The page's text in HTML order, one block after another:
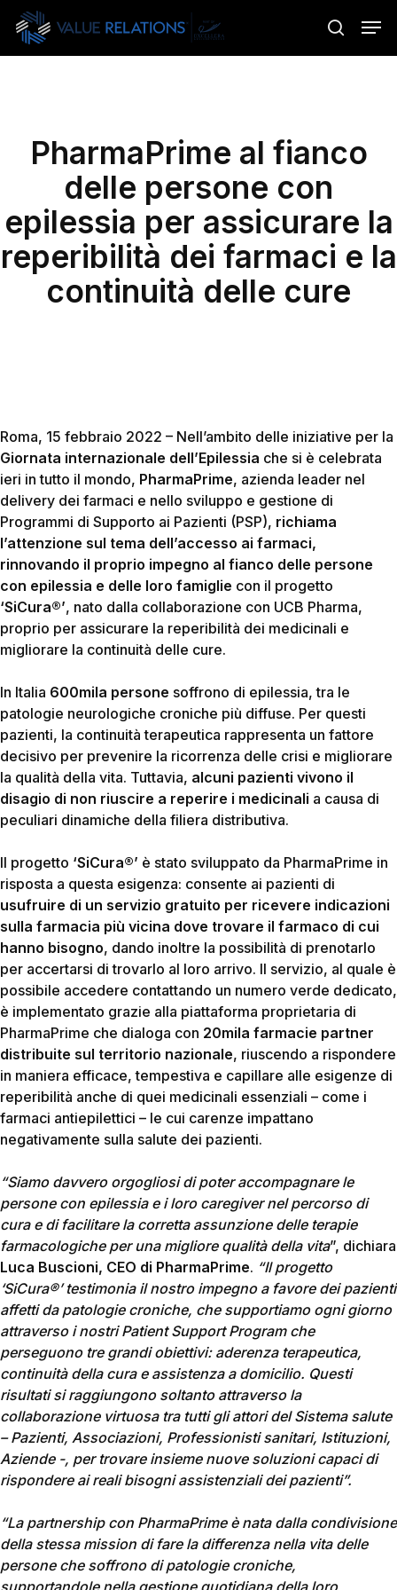
Skip
main
search
PharmaPrime al fianco
delle persone con
epilessia per assicurare la
reperibilità dei farmaci e la
continuità delle cure
Roma, 15 febbraio 2022 – Nell’ambito delle iniziative per la
Giornata internazionale dell’Epilessia che si è celebrata
ieri in tutto il mondo, PharmaPrime, azienda leader nel
delivery dei farmaci e nello sviluppo e gestione di
Programmi di Supporto ai Pazienti (PSP), richiama
l’attenzione sul tema dell’accesso ai farmaci,
rinnovando il proprio impegno al fianco delle persone
con epilessia e delle loro famiglie con il progetto
‘SiCura®’, nato dalla collaborazione con UCB Pharma,
proprio per assicurare la reperibilità dei medicinali e
migliorare la continuità delle cure.
In Italia 600mila persone soffrono di epilessia, tra le
patologie neurologiche croniche più diffuse. Per questi
pazienti, la continuità terapeutica rappresenta un fattore
decisivo per prevenire la ricorrenza delle crisi e migliorare
la qualità della vita. Tuttavia, alcuni pazienti vivono il
disagio di non riuscire a reperire i medicinali a causa di
peculiari dinamiche della filiera distributiva.
Il progetto ‘SiCura®’ è stato sviluppato da PharmaPrime in
risposta a questa esigenza: consente ai pazienti di
usufruire di un servizio gratuito per ricevere indicazioni
sulla farmacia più vicina dove trovare il farmaco di cui
hanno bisogno, dando inoltre la possibilità di prenotarlo
per accertarsi di trovarlo al loro arrivo. Il servizio, al quale è
possibile accedere contattando un numero verde dedicato,
è implementato grazie alla piattaforma proprietaria di
PharmaPrime che dialoga con 20mila farmacie partner
distribuite sul territorio nazionale, riuscendo a rispondere
in maniera efficace, tempestiva e capillare alle esigenze di
reperibilità anche di quei medicinali essenziali – come i
farmaci antiepilettici – le cui carenze impattano
negativamente sulla salute dei pazienti.
“Siamo davvero orgogliosi di poter accompagnare le
persone con epilessia e i loro caregiver nel percorso di
cura e di facilitare la corretta assunzione delle terapie
farmacologiche per una migliore qualità della vita”, dichiara
Luca Buscioni, CEO di PharmaPrime. “Il progetto
‘SiCura®’ testimonia il nostro impegno a favore dei pazienti
affetti da patologie croniche, che supportiamo ogni giorno
attraverso i nostri Patient Support Program che
perseguono tre grandi obiettivi: aderenza terapeutica,
continuità della cura e assistenza a domicilio. Questi
risultati si raggiungono soltanto attraverso la
collaborazione virtuosa tra tutti gli attori del Sistema salute
– Pazienti, Associazioni, Professionisti sanitari, Istituzioni,
Aziende -, per trovare insieme nuove soluzioni capaci di
rispondere ai reali bisogni assistenziali dei pazienti”.
“La partnership con PharmaPrime è nata dalla condivisione
della stessa mission di fare la differenza nella vita delle
persone che soffrono di patologie croniche,
supportandole nella gestione quotidiana della loro